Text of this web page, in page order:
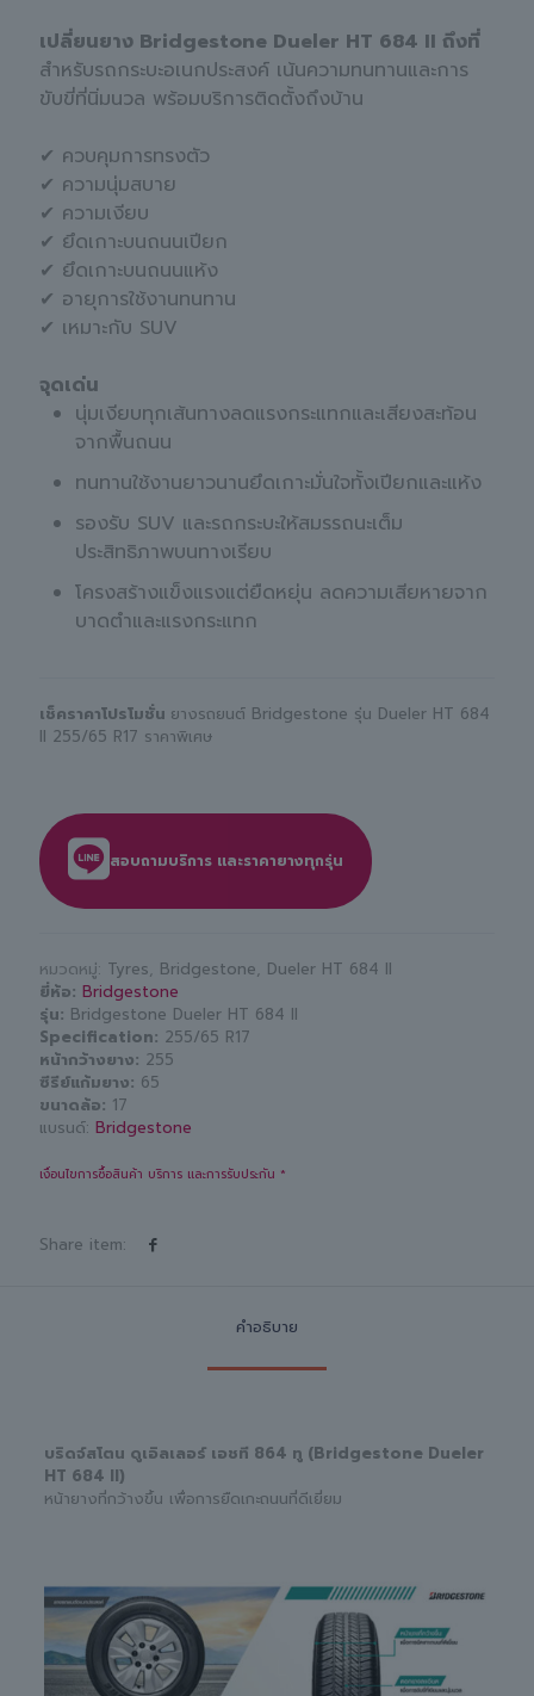
เปลี่ยนยาง Bridgestone Dueler HT 684 II ถึงที่
สำหรับรถกระบะอเนกประสงค์ เน้นความทนทานและการ
ขับขี่ที่นิ่มนวล พร้อมบริการติดตั้งถึงบ้าน
✔ ควบคุมการทรงตัว
✔ ความนุ่มสบาย
✔ ความเงียบ
✔ ยึดเกาะบนถนนเปียก
✔ ยึดเกาะบนถนนแห้ง
✔ อายุการใช้งานทนทาน
✔ เหมาะกับ SUV
จุดเด่น
นุ่มเงียบทุกเส้นทางลดแรงกระแทกและเสียงสะท้อน
จากพื้นถนน
ทนทานใช้งานยาวนานยึดเกาะมั่นใจทั้งเปียกและแห้ง
รองรับ SUV และรถกระบะให้สมรรถนะเต็ม
ประสิทธิภาพบนทางเรียบ
โครงสร้างแข็งแรงแต่ยืดหยุ่น ลดความเสียหายจาก
บาดตำและแรงกระแทก
เช็คราคาโปรโมชั่น ยางรถยนต์ Bridgestone รุ่น Dueler HT 684
II 255/65 R17 ราคาพิเศษ
สอบถามบริการ และราคายางทุกรุ่น
หมวดหมู่: Tyres, Bridgestone, Dueler HT 684 II
ยี่ห้อ Bridgestone
รุ่น Bridgestone Dueler HT 684 II
Specification 255/65 R17
หน้ากว้างยาง 255
ซีรีย์แก้มยาง 65
ขนาดล้อ 17
แบรนด์: Bridgestone
เงื่อนไขการซื้อสินค้า บริการ และการรับประกัน *
Share item:
คำอธิบาย
บริดจ์สโตน ดูเอิลเลอร์ เอชที 864 ทู (Bridgestone Dueler
HT 684 II)
หน้ายางที่กว้างขึ้น เพื่อการยืดเกะถนนที่ดีเยี่ยม